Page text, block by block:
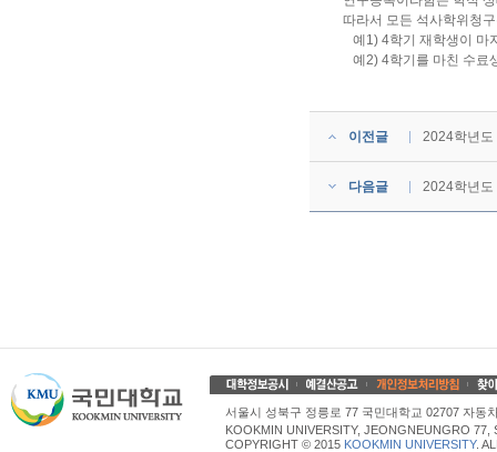
따라서 모든 석사학위청
예1) 4학기 재학생이 마
예2) 4학기를 마친 수료
이전글 2024학년도
다음글 2024학년도
서울시 성북구 정릉로 77 국민대학교 02707 자동
KOOKMIN UNIVERSITY, JEONGNEUNGRO
COPYRIGHT © 2015 KOOKMIN UNIVERSITY.